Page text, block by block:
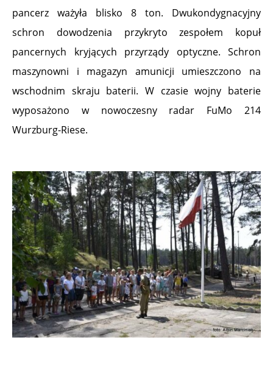
pancerz ważyła blisko 8 ton. Dwukondygnacyjny
schron dowodzenia przykryto zespołem kopuł
pancernych kryjących przyrządy optyczne. Schron
maszynowni i magazyn amunicji umieszczono na
wschodnim skraju baterii. W czasie wojny baterie
wyposażono w nowoczesny radar FuMo 214
Wurzburg-Riese.